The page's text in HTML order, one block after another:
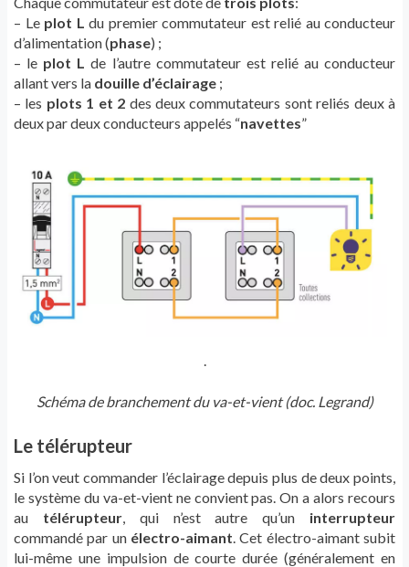
– Le plot L du premier commutateur est relié au conducteur
d’alimentation (phase) ;
– le plot L de l’autre commutateur est relié au conducteur
allant vers la douille d’éclairage ;
– les plots 1 et 2 des deux commutateurs sont reliés deux à
deux par deux conducteurs appelés “navettes”
Schéma de branchement du va-et-vient (doc. Legrand)
Le télérupteur
Si l’on veut commander l’éclairage depuis plus de deux points,
le système du va-et-vient ne convient pas. On a alors recours
au télérupteur, qui n’est autre qu’un interrupteur
commandé par un électro-aimant . Cet électro-aimant subit
lui-même une impulsion de courte durée (généralement en